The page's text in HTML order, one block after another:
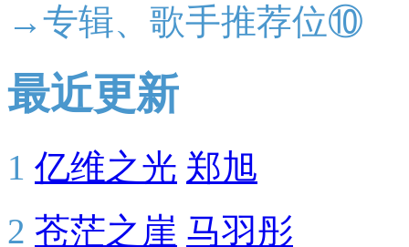
→专辑、歌手推荐位⑩
最近更新
1 亿维之光 郑旭
2 苍茫之崖 马羽彤